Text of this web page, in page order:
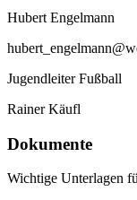
Hubert Engelmann
Jugendleiter Fußball
Rainer Käufl
Dokumente
Wichtige Unterlagen